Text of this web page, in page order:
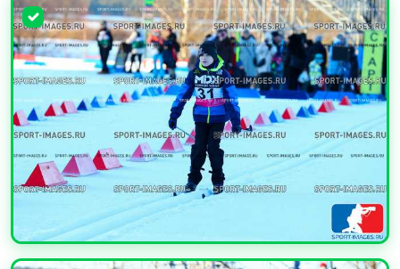
УВЕЛИЧИТЬ